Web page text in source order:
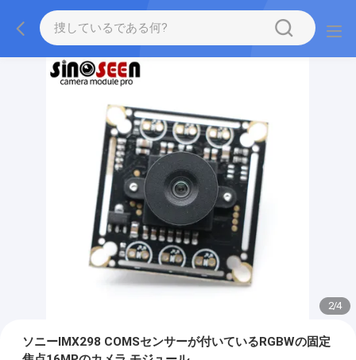
2/4
ソニーIMX298 COMSセンサーが付いているRGBWの固定